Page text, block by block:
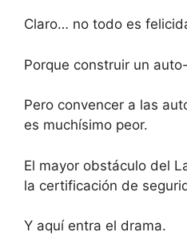
Claro… no todo es
Porque construir un
Pero convencer a las
es muchísimo peor.
El mayor obstáculo del
la certificación de
Y aquí entra el drama.